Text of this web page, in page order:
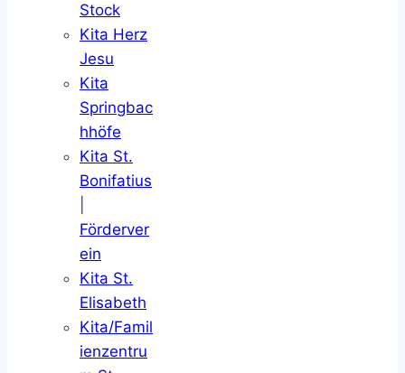
Stock
Kita Herz
Jesu
Kita
Springbac
hhöfe
Kita St.
Bonifatius
Förderver
ein
Kita St.
Elisabeth
Kita/Famil
ienzentru